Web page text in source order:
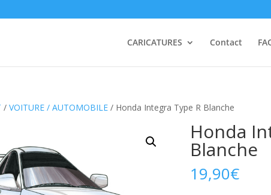
CARICATURES Contact
/ VOITURE / AUTOMOBILE/ Honda Integra Type R Blanche
Honda
Blanche
19,90€